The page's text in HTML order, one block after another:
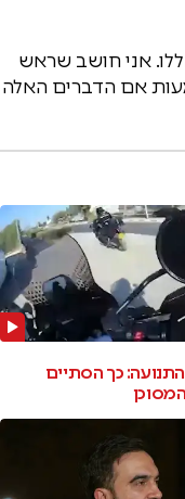
אני חושב שראש
אם הדברים האלה
התנועה: כך הסתיים